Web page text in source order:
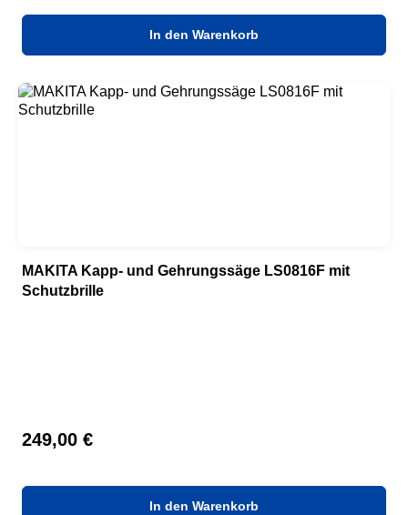
In den Warenkorb
MAKITA Kapp- und Gehrungssäge LS0816F mit
Schutzbrille
Regulärer Preis:
249,00 €
In den Warenkorb